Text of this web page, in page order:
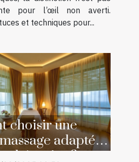
pour l’œil non averti.
et techniques pour...
choisir une
adaptée
thérapies ?